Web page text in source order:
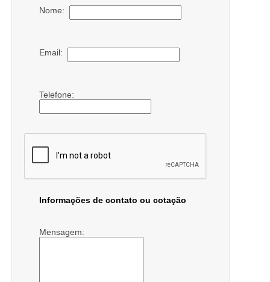
Nome:
Email:
Telefone:
Informações de contato ou cotação
Mensagem: